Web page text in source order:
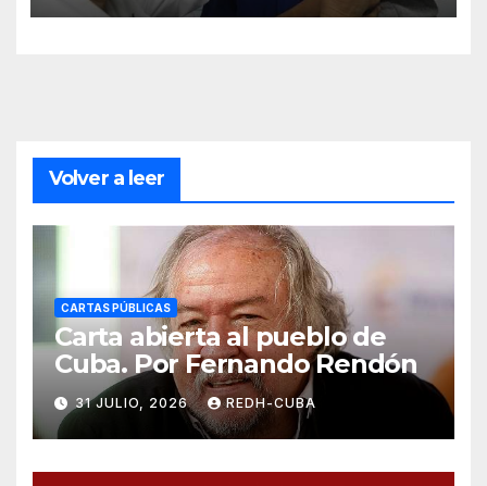
Volver a leer
CARTAS PÚBLICAS
Carta abierta al pueblo de
Cuba. Por Fernando Rendón
31 JULIO, 2026 REDH-CUBA